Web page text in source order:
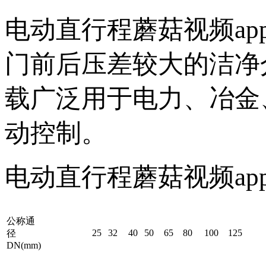
电动直行程蘑菇视频
门前后压差较大的洁净
载广泛用于电力、冶金
动控制。
电动直行程蘑菇视频
公称通
径
DN(mm)
25 32 40 50 65 80 100 125